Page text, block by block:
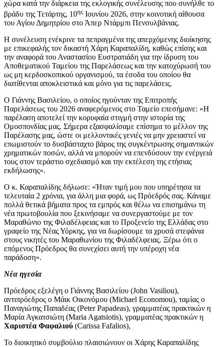
χώρα κατά την διάρκεια της εκλογικής συνέλευσης που συνήλθε το
βράδυ της Τετάρτης, 10ης Ιουνίου 2026, στην κοινοτική αίθουσα
του Αγίου Δημητρίου στο Άπερ Ντάρμπι Πενσυλβάνιας.
Η συνέλευση ενέκρινε τα πεπραγμένα της απερχόμενης διοίκησης
με επικεφαλής τον δικαστή Χάρη Καραπαλίδη, καθώς επίσης και
την αναφορά του Αναστασίου Ευστρατιάδη για την ίδρυση του
Αποθεματικού Ταμείου της Παρελάσεως και την κατοχύρωσή του
ως μη κερδοσκοπικού οργανισμού, τα έσοδα του οποίου θα
διατίθενται αποκλειστικά και μόνο για τις παρελάσεις.
Ο Γιάννης Βασιλείου, ο οποίος ηγούνταν της Επιτροπής
Παρελάσεως του 2026 αναφερόμενος στο Ταμείο επεσήμανε: «Η
παρέλαση αποτελεί την κορυφαία στιγμή στην ιστορία της
Ομοσπονδίας μας. Σήμερα εξασφαλίσαμε επίσημα το μέλλον της
Παρέλασης μας, ώστε οι μελλοντικές γενιές να μην χρειαστεί να
επωμιστούν το δυσβάσταχτο βάρος της συγκέντρωσης σημαντικών
χρηματικών ποσών, αλλά να μπορούν να επενδύσουν την ενέργειά
τους στον τεράστιο σχεδιασμό και την εκτέλεση της ετήσιας
εκδήλωσης».
Ο κ. Καραπαλίδης δήλωσε: «Ήταν τιμή μου που υπηρέτησα τα
τελευταία 2 χρόνια, για άλλη μια φορά, ως Πρόεδρός σας. Κάναμε
πολλά θετικά βήματα προς τα εμπρός και θέλω να επισημάνω τη
νέα πρωτοβουλία που ξεκινήσαμε να συνεργαστούμε με τον
Μαραθώνιο της Φιλαδέλφειας και το Προξενείο της Ελλάδας στο
γραφείο της Νέας Υόρκης, για να δωρίσουμε τα χρυσά στεφάνια
στους νικητές του Μαραθωνίου της Φιλαδέλφειας. Ξέρω ότι ο
επόμενος Πρόεδρος θα συνεχίσει αυτή την υπέροχη νέα
παράδοση».
Νέα ηγεσία
Πρόεδρος εξελέγη ο Γιάννης Βασιλείου (John Vasiliou),
αντιπρόεδρος ο Μάικ Οικονόμου (Michael Economou), ταμίας ο
Παναγιώτης Παπαδέας (Peter Papadeas), γραμματέας πρακτικών η
Μαρία Αγκατσιώτη (Maria Agatsiotis), γραμματέας πρακτικών η
Χαριστέα Φαφαλιού (Carissa Fafalios),
Το διοικητικό συμβούλιο πλαισιώνουν οι Χάρης Καραπαλίδης